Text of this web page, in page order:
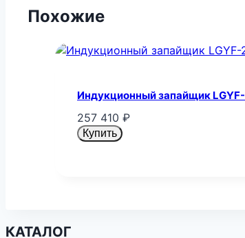
Похожие
Индукционный запайщик
257 410 ₽
Купить
КАТАЛОГ